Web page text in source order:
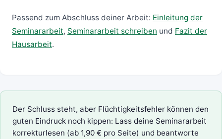
Passend zum Abschluss deiner Arbeit: Einleitung der
Seminararbeit, Seminararbeit schreiben und Fazit der
Hausarbeit.
Der Schluss steht, aber Flüchtigkeitsfehler können den
guten Eindruck noch kippen: Lass deine Seminararbeit
korrekturlesen (ab 1,90 € pro Seite) und beantworte